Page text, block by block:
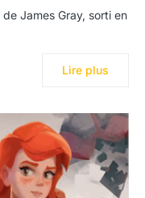
James Gray, sorti en
Lire plus